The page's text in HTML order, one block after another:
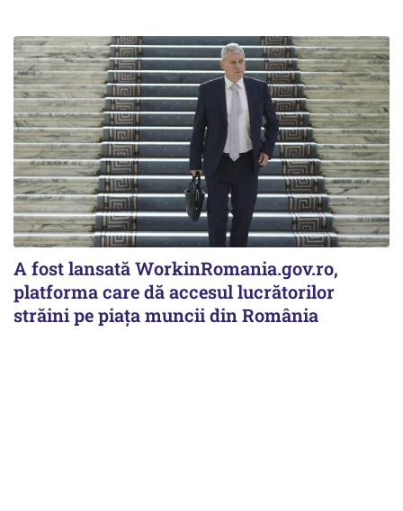
A fost lansată WorkinRomania.gov.ro,
platforma care dă accesul lucrătorilor
străini pe piața muncii din România